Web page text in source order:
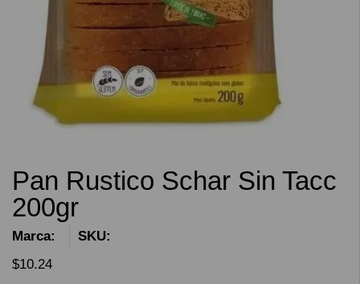
Pan Rustico Schar Sin Tacc
200gr
Marca:
SKU:
$10.24